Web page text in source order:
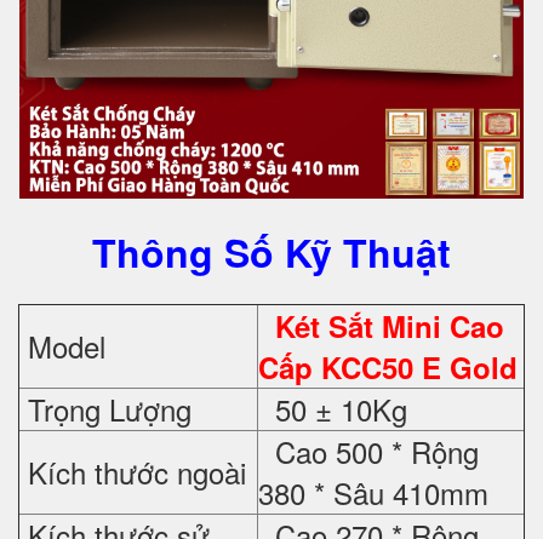
Thông Số Kỹ Thuật
Model
Két Sắt Mini Cao
Cấp KCC50 E Gold
Trọng Lượng
50 ± 10Kg
Kích thước ngoài
Cao 500 * Rộng
380 * Sâu 410mm